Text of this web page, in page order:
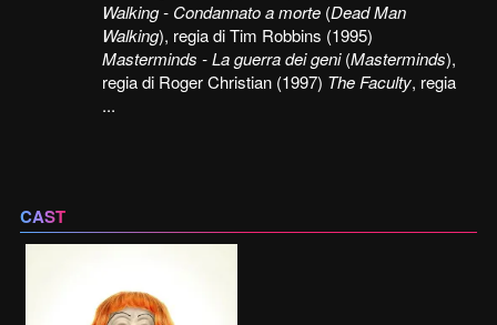
Walking - Condannato a morte (Dead Man
Walking), regia di Tim Robbins (1995)
Masterminds - La guerra dei geni(Masterminds),
regia di Roger Christian (1997) The Faculty, regia
...
CAST